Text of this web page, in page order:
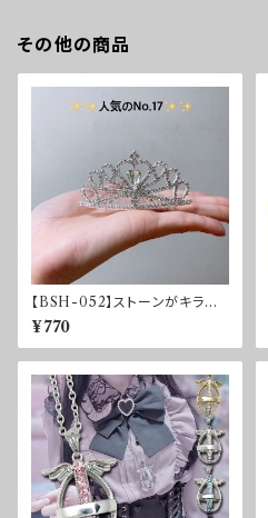
その他の商品
【BSH-052】ストーンがキラリ
♡ティアラ♡
¥770